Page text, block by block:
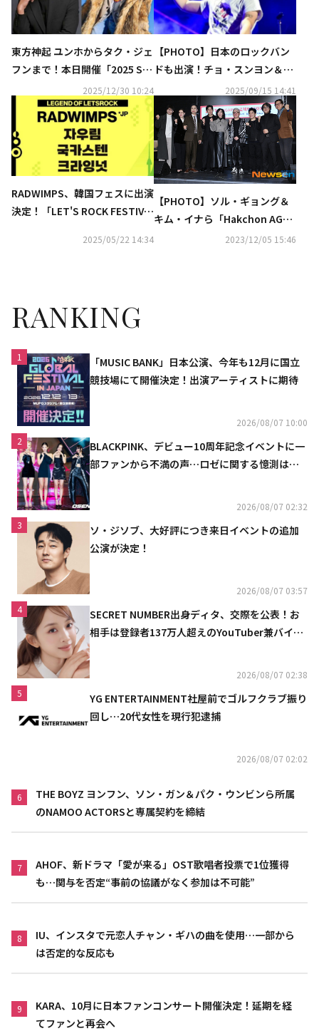
東方神起 ユンホからタク・ジェ
フンまで！本日開催「2025 SB
S芸能大賞」祝賀ステージのラ
インナップを公開
2025/12/30 10:24
【PHOTO】日本のロックバン
ドも出演！チョ・スンヨン＆赤
頬思春期ら「SOUND PLANET
FESTIVAL」でステージ披露
2025/09/15 14:41
RADWIMPS、韓国フェスに出演
決定！「LET'S ROCK FESTIVA
2025/05/22 14:34
【PHOTO】ソル・ギョング＆
キム・イナら「Hakchon AGAI
N」プロジェクトの記者会見に
2023/12/05 15:46
RANKING
1
「MUSIC BANK」日本公演、今年も12月に国立
競技場にて開催決定！出演アーティストに期待
2026/08/07 10:00
2
BLACKPINK、デビュー10周年記念イベントに一
部ファンから不満の声…ロゼに関する憶測は否
2026/08/07 02:32
3
ソ・ジソブ、大好評につき来日イベントの追加
公演が決定！
2026/08/07 03:57
4
SECRET NUMBER出身ディタ、交際を公表！お
相手は登録者137万人超えのYouTuber兼バイオ
2026/08/07 02:38
5
YG ENTERTAINMENT社屋前でゴルフクラブ振り
回し…20代女性を現行犯逮捕
2026/08/07 02:02
6
THE BOYZ ヨンフン、ソン・ガン＆パク・ウンビンら所属
のNAMOO ACTORSと専属契約を締結
7
AHOF、新ドラマ「愛が来る」OST歌唱者投票で1位獲得
も…関与を否定“事前の協議がなく参加は不可能”
8
IU、インスタで元恋人チャン・ギハの曲を使用…一部から
は否定的な反応も
9
KARA、10月に日本ファンコンサート開催決定！延期を経
てファンと再会へ